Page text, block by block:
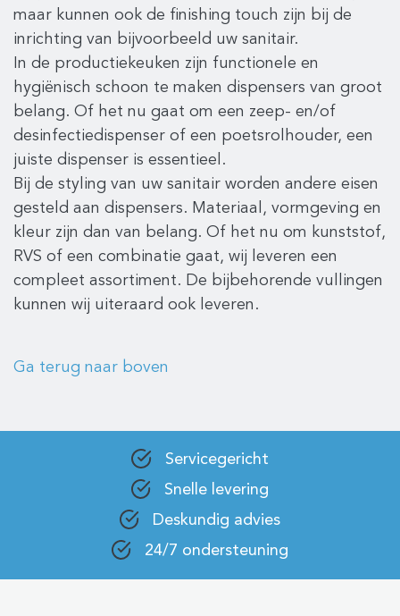
maar kunnen ook de finishing touch zijn bij de
inrichting van bijvoorbeeld uw sanitair.
In de productiekeuken zijn functionele en
hygiënisch schoon te maken dispensers van groot
belang. Of het nu gaat om een zeep- en/of
desinfectiedispenser of een poetsrolhouder, een
juiste dispenser is essentieel.
Bij de styling van uw sanitair worden andere eisen
gesteld aan dispensers. Materiaal, vormgeving en
kleur zijn dan van belang. Of het nu om kunststof,
RVS of een combinatie gaat, wij leveren een
compleet assortiment. De bijbehorende vullingen
kunnen wij uiteraard ook leveren.
Ga terug naar boven
Servicegericht
Snelle levering
Deskundig advies
24/7 ondersteuning